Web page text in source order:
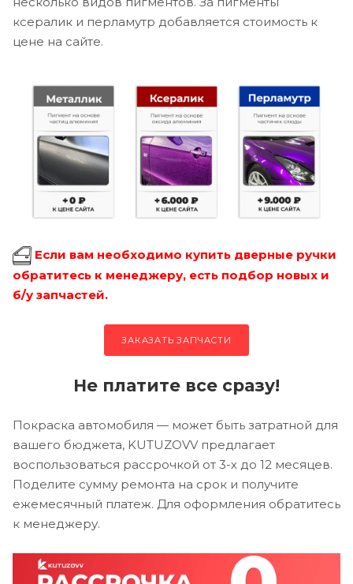
ксералик и перламутр добавляется стоимость к
цене на сайте.
Если вам необходимо купить дверные ручки
обратитесь к менеджеру, есть подбор новых и
б/у запчастей.
ЗАКАЗАТЬ ЗАПЧАСТИ
Не платите все сразу!
Покраска автомобиля — может быть затратной для
вашего бюджета, KUTUZOVV предлагает
воспользоваться рассрочкой от 3-х до 12 месяцев.
Поделите сумму ремонта на срок и получите
ежемесячный платеж. Для оформления обратитесь
к менеджеру.